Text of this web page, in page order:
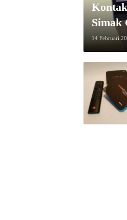
Simak
14 Februari